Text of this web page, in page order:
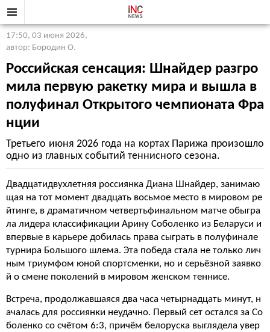
17:50, 03 июня 2026,
автор: Бородин О.
Российская сенсация: Шнайдер разгро
мила первую ракетку мира и вышла в
полуфинал Открытого чемпионата Фра
нции
Третьего июня 2026 года на кортах Парижа произошло
одно из главных событий теннисного сезона.
Двадцатидвухлетняя россиянка Диана Шнайдер, занимаю
щая на тот момент двадцать восьмое место в мировом ре
йтинге, в драматичном четвертьфинальном матче обыгра
ла лидера классификации Арину Соболенко из Беларуси и
впервые в карьере добилась права сыграть в полуфинале
турнира Большого шлема. Эта победа стала не только лич
ным триумфом юной спортсменки, но и серьёзной заявко
й о смене поколений в мировом женском теннисе.
Встреча, продолжавшаяся два часа четырнадцать минут, н
ачалась для россиянки неудачно. Первый сет остался за Со
боленко со счётом 6:3, причём белоруска выглядела увер